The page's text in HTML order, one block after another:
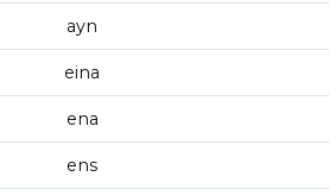
ayn
eina
ena
ens